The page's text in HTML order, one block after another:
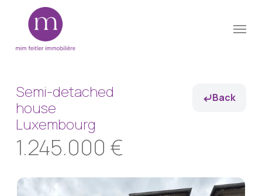
Menu
Semi-detached
house
Luxembourg
1.245.000 €
Back
Close